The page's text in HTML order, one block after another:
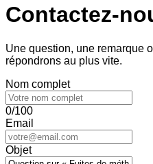
Contactez-
Une question, une remarque
répondrons au plus vite.
Nom complet
0/100
Email
Objet